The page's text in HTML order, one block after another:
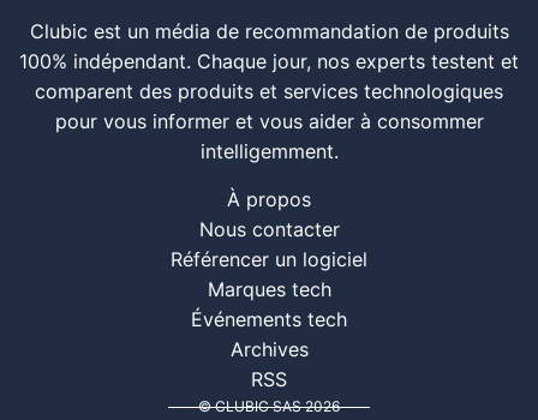
Clubic est un média de recommandation de produits
100% indépendant. Chaque jour, nos experts testent et
comparent des produits et services technologiques
pour vous informer et vous aider à consommer
intelligemment.
À propos
Nous contacter
Référencer un logiciel
Marques tech
Événements tech
Archives
RSS
© CLUBIC SAS 2026